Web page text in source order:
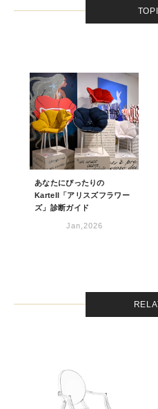
あなたにぴったりの
Kartell「アリスズフラワー
ズ」診断ガイド
Jan,2026